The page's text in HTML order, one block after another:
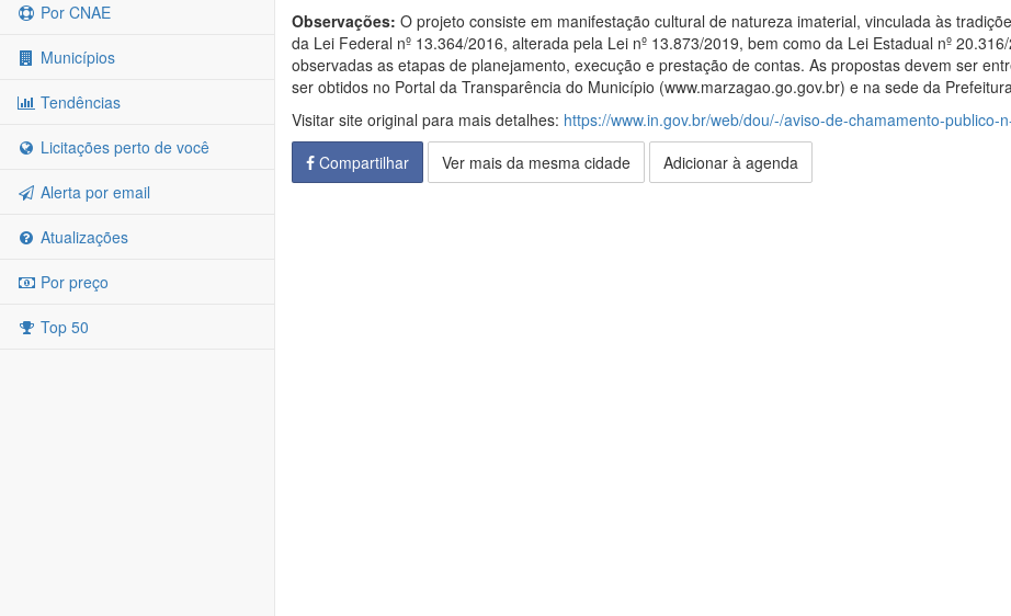
Por CNAE
Municípios
Tendências
Licitações perto de você
Alerta por email
Atualizações
Por preço
Top 50
Observações: O projeto consiste em manifestação cultural de natureza imaterial, vinculada às
da Lei Federal nº 13.364/2016, alterada pela Lei nº 13.873/2019, bem como da Lei Estadual nº
observadas as etapas de planejamento, execução e prestação de contas. As propostas devem ser
ser obtidos no Portal da Transparência do Município (www.marzagao.go.gov.br) e na sede da
Visitar site original para mais detalhes: https://www.in.gov.br/web/dou/-/aviso-de-chamamento-publico-
Compartilhar
Ver mais da mesma cidade Adicionar à agenda